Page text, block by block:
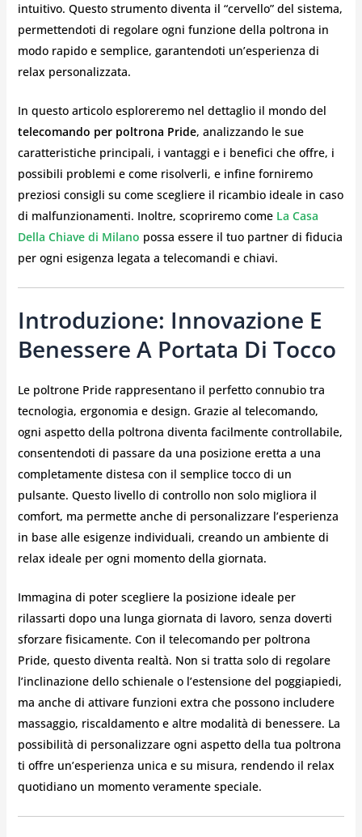
intuitivo. Questo strumento diventa il “cervello” del sistema,
permettendoti di regolare ogni funzione della poltrona in
modo rapido e semplice, garantendoti un’esperienza di
relax personalizzata.
In questo articolo esploreremo nel dettaglio il mondo del
telecomando per poltrona Pride, analizzando le sue
caratteristiche principali, i vantaggi e i benefici che offre, i
possibili problemi e come risolverli, e infine forniremo
preziosi consigli su come scegliere il ricambio ideale in caso
di malfunzionamenti. Inoltre, scopriremo come La Casa
Della Chiave di Milano possa essere il tuo partner di fiducia
per ogni esigenza legata a telecomandi e chiavi.
Introduzione: Innovazione E
Benessere A Portata Di Tocco
Le poltrone Pride rappresentano il perfetto connubio tra
tecnologia, ergonomia e design. Grazie al telecomando,
ogni aspetto della poltrona diventa facilmente controllabile,
consentendoti di passare da una posizione eretta a una
completamente distesa con il semplice tocco di un
pulsante. Questo livello di controllo non solo migliora il
comfort, ma permette anche di personalizzare l’esperienza
in base alle esigenze individuali, creando un ambiente di
relax ideale per ogni momento della giornata.
Immagina di poter scegliere la posizione ideale per
rilassarti dopo una lunga giornata di lavoro, senza doverti
sforzare fisicamente. Con il telecomando per poltrona
Pride, questo diventa realtà. Non si tratta solo di regolare
l’inclinazione dello schienale o l’estensione del poggiapiedi,
ma anche di attivare funzioni extra che possono includere
massaggio, riscaldamento e altre modalità di benessere. La
possibilità di personalizzare ogni aspetto della tua poltrona
ti offre un’esperienza unica e su misura, rendendo il relax
quotidiano un momento veramente speciale.